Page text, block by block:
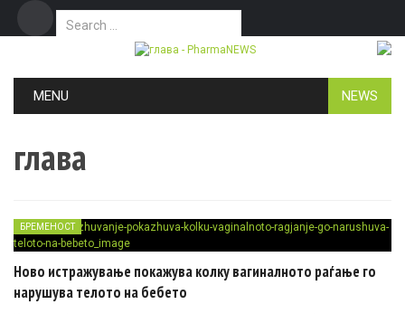
Search for:
MENU NEWS
глава
БРЕМЕНОСТ
Ново истражување покажува колку вагиналното раѓање го
нарушува телото на бебето